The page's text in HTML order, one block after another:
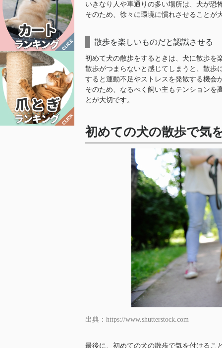
いきなり人や車通りの多い場所は、犬が恐
そのため、徐々に環境に慣れさせることが
散歩を楽しいものだと認識させる
初めて犬の散歩をするときは、犬に散歩を
散歩がつまらないと感じてしまうと、散歩
すると運動不足やストレスを発散する機会
そのため、なるべく飼い主もテンションを
とが大切です。
初めての犬の散歩で気
出典：https://www.shutterstock.com
最後に、初めての犬の散歩で気を付けるこ